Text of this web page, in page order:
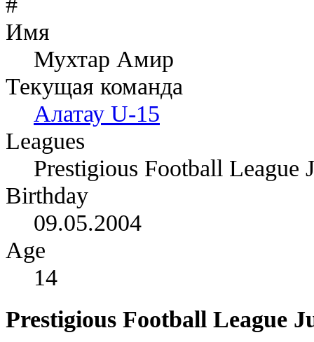
Имя
Мухтар Амир
Текущая команда
Алатау U-15
Leagues
Prestigious Football League
Birthday
09.05.2004
Age
14
Prestigious Football League